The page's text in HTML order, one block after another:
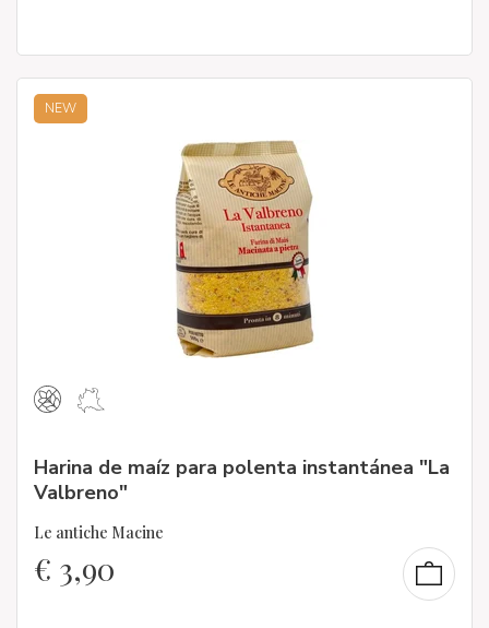
NEW
Harina de maíz para polenta instantánea "La
Valbreno"
Le antiche Macine
€ 3,90